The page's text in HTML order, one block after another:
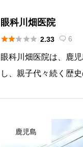
眼科川畑医院
 2.33  6
眼科川畑医院は、鹿
し、親子代々続く歴
と、最新の医学的知
行っています。患者
鹿児島